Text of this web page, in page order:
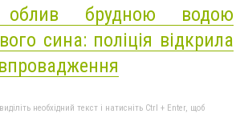
облив брудною водою
сина: поліція відкрила
необхідний текст і натисніть Ctrl + Enter, щоб